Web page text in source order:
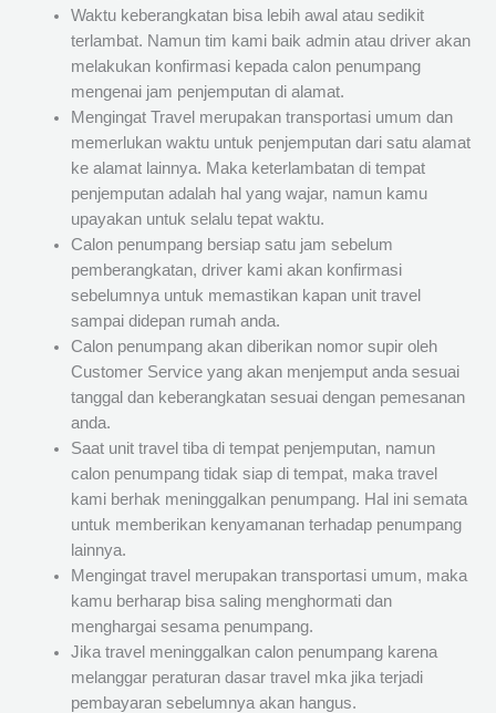
Waktu keberangkatan bisa lebih awal atau sedikit
terlambat. Namun tim kami baik admin atau driver akan
melakukan konfirmasi kepada calon penumpang
mengenai jam penjemputan di alamat.
Mengingat Travel merupakan transportasi umum dan
memerlukan waktu untuk penjemputan dari satu alamat
ke alamat lainnya. Maka keterlambatan di tempat
penjemputan adalah hal yang wajar, namun kamu
upayakan untuk selalu tepat waktu.
Calon penumpang bersiap satu jam sebelum
pemberangkatan, driver kami akan konfirmasi
sebelumnya untuk memastikan kapan unit travel
sampai didepan rumah anda.
Calon penumpang akan diberikan nomor supir oleh
Customer Service yang akan menjemput anda sesuai
tanggal dan keberangkatan sesuai dengan pemesanan
anda.
Saat unit travel tiba di tempat penjemputan, namun
calon penumpang tidak siap di tempat, maka travel
kami berhak meninggalkan penumpang. Hal ini semata
untuk memberikan kenyamanan terhadap penumpang
lainnya.
Mengingat travel merupakan transportasi umum, maka
kamu berharap bisa saling menghormati dan
menghargai sesama penumpang.
Jika travel meninggalkan calon penumpang karena
melanggar peraturan dasar travel mka jika terjadi
pembayaran sebelumnya akan hangus.